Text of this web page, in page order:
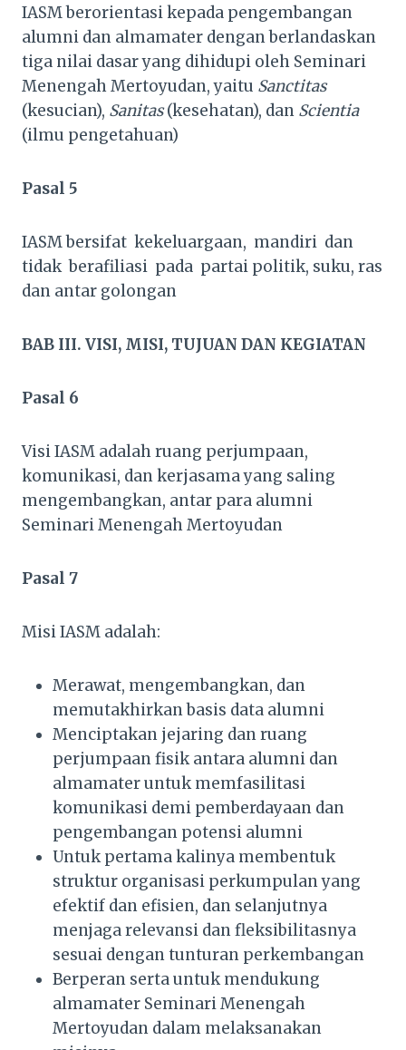
IASM berorientasi kepada pengembangan
alumni dan almamater dengan berlandaskan
tiga nilai dasar yang dihidupi oleh Seminari
Menengah Mertoyudan, yaitu Sanctitas
(kesucian), Sanitas(kesehatan), dan Scientia
(ilmu pengetahuan)
Pasal 5
IASM bersifat kekeluargaan, mandiri dan
tidak berafiliasi pada partai politik, suku, ras
dan antar golongan
BAB III. VISI, MISI, TUJUAN DAN KEGIATAN
Pasal 6
Visi IASM adalah ruang perjumpaan,
komunikasi, dan kerjasama yang saling
mengembangkan, antar para alumni
Seminari Menengah Mertoyudan
Pasal 7
Misi IASM adalah:
Merawat, mengembangkan, dan
memutakhirkan basis data alumni
Menciptakan jejaring dan ruang
perjumpaan fisik antara alumni dan
almamater untuk memfasilitasi
komunikasi demi pemberdayaan dan
pengembangan potensi alumni
Untuk pertama kalinya membentuk
struktur organisasi perkumpulan yang
efektif dan efisien, dan selanjutnya
menjaga relevansi dan fleksibilitasnya
sesuai dengan tunturan perkembangan
Berperan serta untuk mendukung
almamater Seminari Menengah
Mertoyudan dalam melaksanakan